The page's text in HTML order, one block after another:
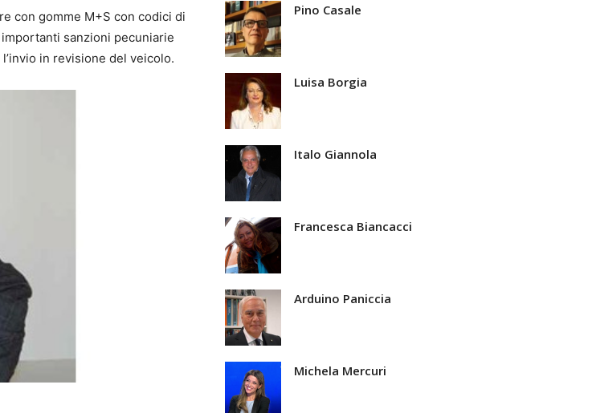
con gomme M+S con codici di
sanzioni pecuniarie
in revisione del veicolo.
Pino Casale
Luisa Borgia
Italo Giannola
Francesca Biancacci
Arduino Paniccia
Michela Mercuri